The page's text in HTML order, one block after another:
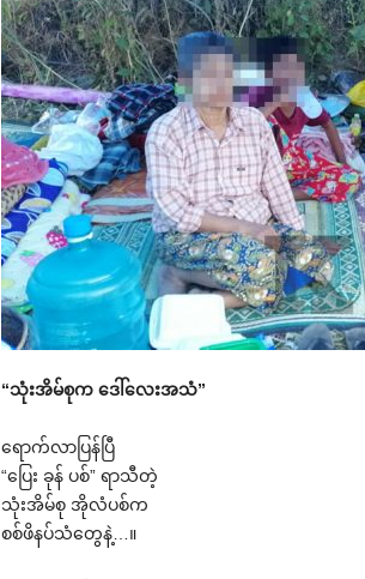
“သုံးအိမ်စုက ‌ဒေါ်‌လေးအသံ”
‌ရောက်လာပြန်ပြီ
“‌ပြေး ခုန် ပစ်” ရာသီတဲ့
သုံးအိမ်စု အိုလံပစ်က
စစ်ဖိနပ်သံ‌တွေနဲ့…။